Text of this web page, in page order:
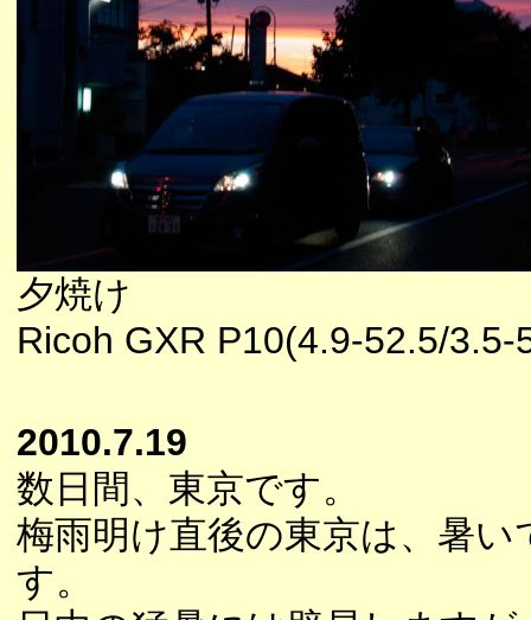
夕焼け
Ricoh GXR P10(4.9-52.5/3.5-
2010.7.19
数日間、東京です。
梅雨明け直後の東京は、暑
す。